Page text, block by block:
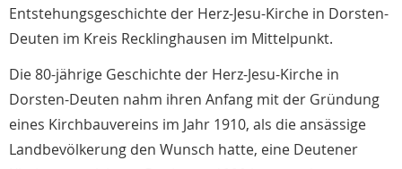
Entstehungsgeschichte der Herz-Jesu-Kirche in Dorsten-
Deuten im Kreis Recklinghausen im Mittelpunkt.
Die 80-jährige Geschichte der Herz-Jesu-Kirche in
Dorsten-Deuten nahm ihren Anfang mit der Gründung
eines Kirchbauvereins im Jahr 1910, als die ansässige
Landbevölkerung den Wunsch hatte, eine Deutener